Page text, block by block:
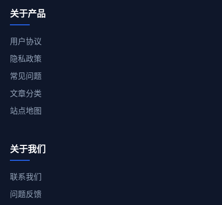
关于产品
用户协议
隐私政策
常见问题
文章分类
站点地图
关于我们
联系我们
问题反馈